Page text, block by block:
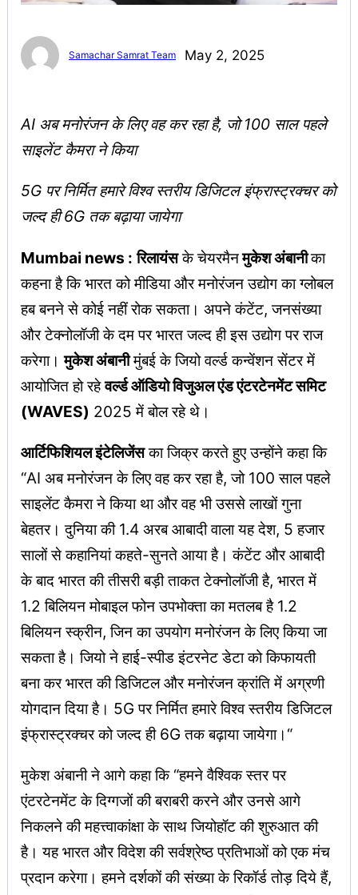
Samachar Samrat Team May 2, 2025
AI अब मनोरंजन के लिए वह कर रहा है, जो 100 साल पहले
साइलेंट कैमरा ने किया
5G पर निर्मित हमारे विश्व स्तरीय डिजिटल इंफ्रास्ट्रक्चर को
जल्द ही 6G तक बढ़ाया जायेगा
Mumbai news : रिलायंसके चेयरमैनमुकेश अंबानीका
कहना है कि भारत को मीडिया और मनोरंजन उद्योग का ग्लोबल
हब बनने से कोई नहीं रोक सकता। अपने कंटेंट, जनसंख्या
और टेक्नोलॉजी के दम पर भारत जल्द ही इस उद्योग पर राज
करेगा।मुकेश अंबानीमुंबई के जियो वर्ल्ड कन्वेंशन सेंटर में
आयोजित हो रहेवर्ल्ड ऑडियो विजुअल एंड एंटरटेनमेंट समिट
(WAVES) 2025 में बोल रहे थे।
आर्टिफिशियल इंटेलिजेंसका जिक्र करते हुए उन्होंने कहा कि
“AI अब मनोरंजन के लिए वह कर रहा है, जो 100 साल पहले
साइलेंट कैमरा ने किया था और वह भी उससे लाखों गुना
बेहतर। दुनिया की 1.4 अरब आबादी वाला यह देश, 5 हजार
सालों से कहानियां कहते-सुनते आया है। कंटेंट और आबादी
के बाद भारत की तीसरी बड़ी ताकत टेक्नोलॉजी है, भारत में
1.2 बिलियन मोबाइल फोन उपभोक्ता का मतलब है 1.2
बिलियन स्क्रीन, जिन का उपयोग मनोरंजन के लिए किया जा
सकता है। जियो ने हाई-स्पीड इंटरनेट डेटा को किफायती
बना कर भारत की डिजिटल और मनोरंजन क्रांति में अग्रणी
योगदान दिया है। 5G पर निर्मित हमारे विश्व स्तरीय डिजिटल
इंफ्रास्ट्रक्चर को जल्द ही 6G तक बढ़ाया जायेगा।“
मुकेश अंबानी ने आगे कहा कि “हमने वैश्विक स्तर पर
एंटरटेनमेंट के दिग्गजों की बराबरी करने और उनसे आगे
निकलने की महत्त्वाकांक्षा के साथ जियोहॉट की शुरुआत की
है। यह भारत और विदेश की सर्वश्रेष्ठ प्रतिभाओं को एक मंच
प्रदान करेगा। हमने दर्शकों की संख्या के रिकॉर्ड तोड़ दिये हैं,